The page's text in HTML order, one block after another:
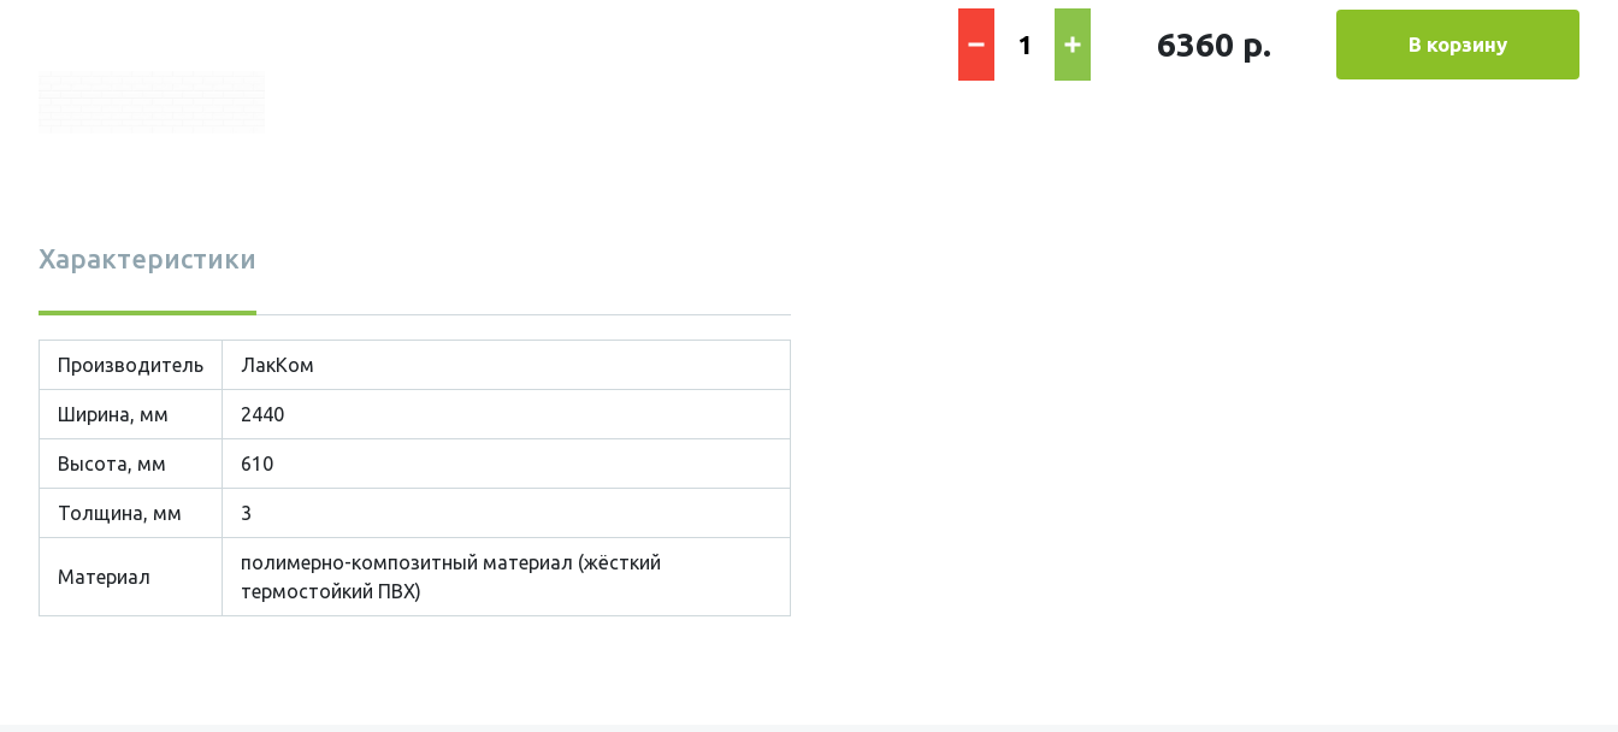
Характеристики
Производитель ЛакКом
Ширина, мм 2440
Высота, мм 610
Толщина, мм 3
Материал
полимерно-композитный материал (жёсткий
термостойкий ПВХ)
6360 р. В корзину